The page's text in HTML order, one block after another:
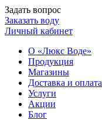
Задать вопрос
Заказать воду
Личный кабинет
О «Люкс Воде»
Продукция
Магазины
Доставка и оплата
Услуги
Акции
Блог